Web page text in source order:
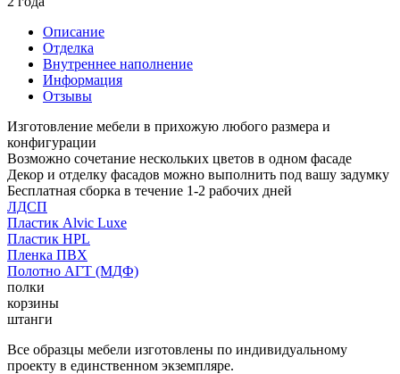
Описание
Отделка
Внутреннее наполнение
Информация
Отзывы
Изготовление мебели в прихожую любого размера и
конфигурации
Возможно сочетание нескольких цветов в одном фасаде
Декор и отделку фасадов можно выполнить под вашу задумку
Бесплатная сборка в течение 1-2 рабочих дней
ЛДСП
Пластик Alvic Luxe
Пластик HPL
Пленка ПВХ
Полотно АГТ (МДФ)
полки
корзины
штанги
Все образцы мебели изготовлены по индивидуальному
проекту в единственном экземпляре.